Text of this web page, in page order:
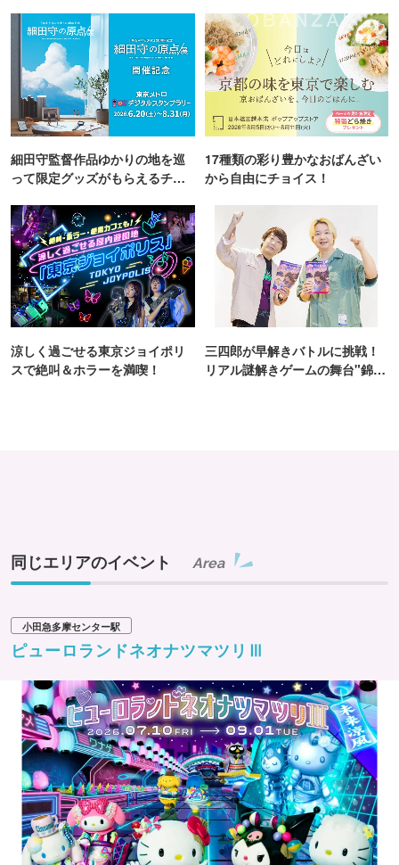
細田守監督作品ゆかりの地を巡
って限定グッズがもらえるチャ
17種類の彩り豊かなおばんざい
から自由にチョイス！
涼しく過ごせる東京ジョイポリ
スで絶叫＆ホラーを満喫！
三四郎が早解きバトルに挑戦！
リアル謎解きゲームの舞台"錦糸
同じエリアのイベント Area
小田急多摩センター駅
ピューロランドネオナツマツリⅢ